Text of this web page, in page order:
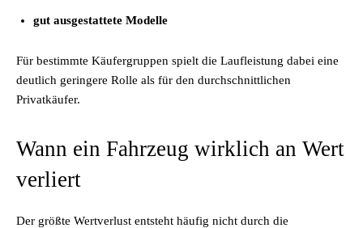
gut ausgestattete Modelle
Für bestimmte Käufergruppen spielt die Laufleistung dabei eine
deutlich geringere Rolle als für den durchschnittlichen
Privatkäufer.
Wann ein Fahrzeug wirklich an Wert
verliert
Der größte Wertverlust entsteht häufig nicht durch die